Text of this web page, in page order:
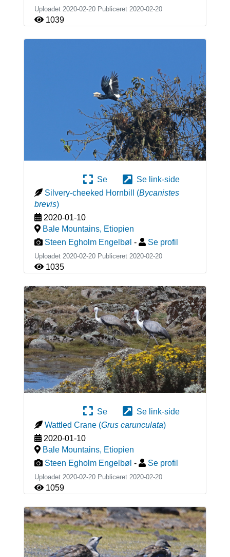
Uploadet 2020-02-20 Publiceret 2020-02-20
1039
Se
Se link-side
Silvery-cheeked Hornbill
(Bycanistes
brevis)
2020-01-10
Bale Mountains, Etiopien
Steen Egholm Engelbøl - Se profil
Uploadet 2020-02-20 Publiceret 2020-02-20
1035
Se
Se link-side
Wattled Crane (Grus carunculata)
2020-01-10
Bale Mountains, Etiopien
Steen Egholm Engelbøl - Se profil
Uploadet 2020-02-20 Publiceret 2020-02-20
1059